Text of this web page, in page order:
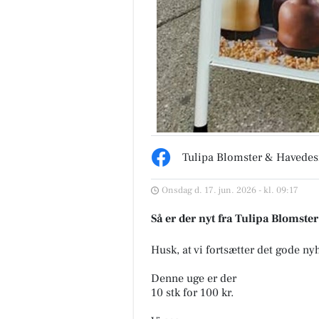
Tulipa Blomster &
Onsdag d. 17. jun. 2026 - kl. 09:17
Så er der nyt fra Tulipa
Husk, at vi fortsætter det gode
Denne uge er der
10 stk for 100 kr.
✨ Der findes sjældent én
Derfor kombinerer vi ofte
forskellige behandlingsformer